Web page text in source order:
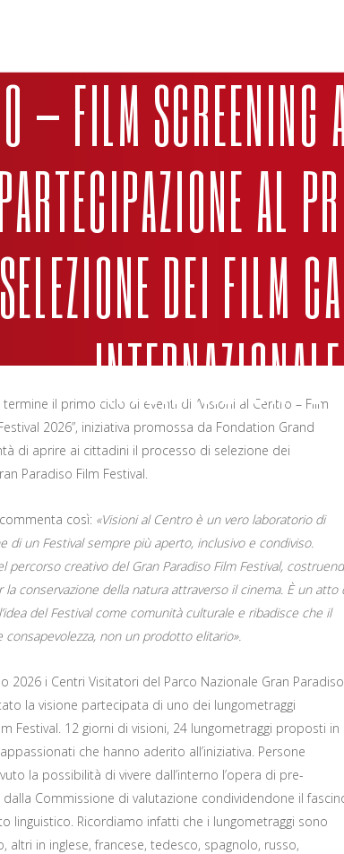
– FILM SCREENING
AL
DEI FILM
INTERNAZIONALE
il primo ciclo di eventi di “Visioni al Centro – Film
2026”, iniziativa promossa da Fondation Grand
di aprire ai cittadini il processo di selezione dei
Paradiso Film Festival.
così: «Visioni al Centro è un vero laboratorio di
di un Festival sempre più aperto, inclusivo e condiviso.
creativo del Gran Paradiso Film Festival,
conservazione della natura attraverso il cinema. È un atto
del Festival come comunità culturale e ribadisce che il
non un prodotto elitario».
2026 i Centri Visitatori del Parco Nazionale Gran Paradiso
la visione partecipata di uno dei lungometraggi
Festival. 12 giorni di visioni, 24 lungometraggi proposti in
che hanno aderito all’iniziativa. Persone
la possibilità di vivere dall’interno l’opera di pre-
Commissione di valutazione condividendone il
linguistico. Ricordiamo infatti che i lungometraggi sono
in inglese, francese, tedesco, spagnolo, russo,